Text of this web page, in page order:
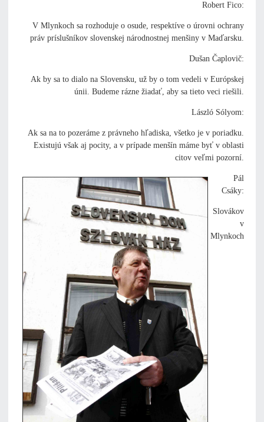
Robert Fico:
V Mlynkoch sa rozhoduje o osude, respektíve o úrovni ochrany
práv príslušníkov slovenskej národnostnej menšiny v Maďarsku.
Dušan Čaplovič:
Ak by sa to dialo na Slovensku, už by o tom vedeli v Európskej
únii. Budeme rázne žiadať, aby sa tieto veci riešili.
László Sólyom:
Ak sa na to pozeráme z právneho hľadiska, všetko je v poriadku.
Existujú však aj pocity, a v prípade menšín máme byť v oblasti
citov veľmi pozorní.
Pál
Csáky:
Slovákov
v
Mlynkoch